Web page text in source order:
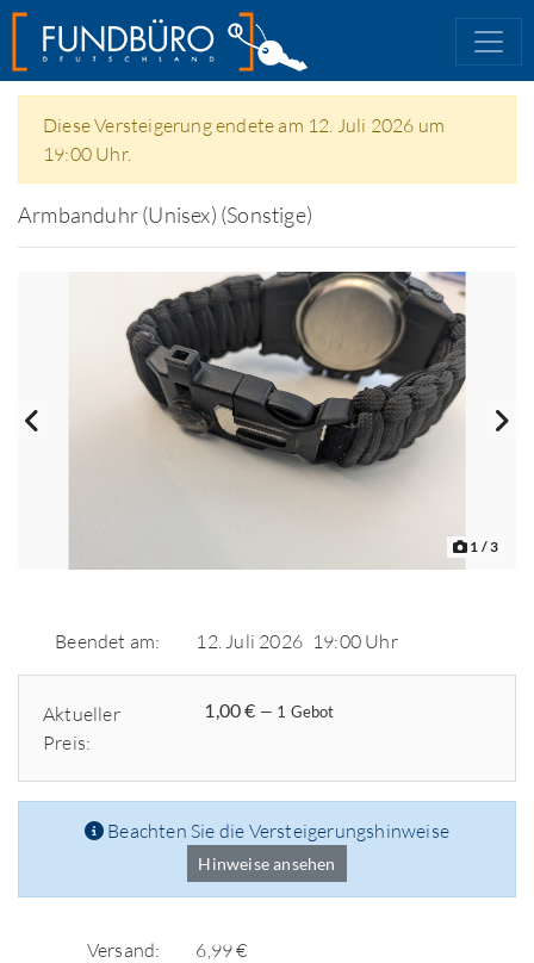
Diese Versteigerung endete am 12. Juli 2026 um
19:00 Uhr.
Armbanduhr (Unisex) (Sonstige)
1 / 3
Beendet am: 12. Juli 2026 19:00 Uhr
Aktueller
Preis:
1,00 € — 1 Gebot
Beachten Sie die Versteigerungshinweise
Hinweise ansehen
Versand:
6,99 €